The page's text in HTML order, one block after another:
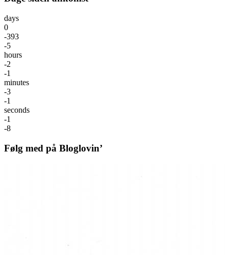
days
0
-393
-5
hours
-2
-1
minutes
-3
-1
seconds
-1
-8
Følg med på Bloglovin’